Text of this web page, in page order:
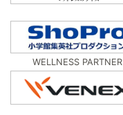
WELLNESS PARTNER